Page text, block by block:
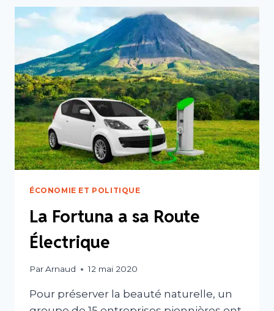
UNE
DESTINATION
IDÉALE
ÉCONOMIE ET POLITIQUE
La Fortuna a sa Route
Électrique
ParArnaud 12 mai 2020
Pour préserver la beauté naturelle, un